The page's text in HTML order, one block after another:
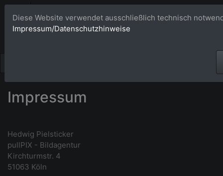
Bildagentur
Impressum
Hedwig Pielsticker
pullPIX - Bildagentur
Kirchturmstr. 4
51063 Köln
Diese Website verwendet ausschließlich technisch
Impressum/Datenschutzhinweise